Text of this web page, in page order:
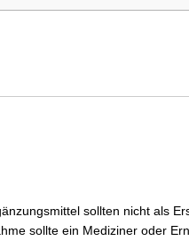
sollten nicht als
sollte ein Mediziner oder